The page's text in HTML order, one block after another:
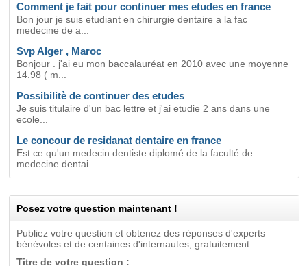
Comment je fait pour continuer mes etudes en france
Bon jour je suis etudiant en chirurgie dentaire a la fac
medecine de a...
Svp Alger , Maroc
Bonjour . j'ai eu mon baccalauréat en 2010 avec une moyenne
14.98 ( m...
Possibilitè de continuer des etudes
Je suis titulaire d'un bac lettre et j'ai etudie 2 ans dans une
ecole...
Le concour de residanat dentaire en france
Est ce qu'un medecin dentiste diplomé de la faculté de
medecine dentai...
Posez votre question maintenant !
Publiez votre question et obtenez des réponses d'experts
bénévoles et de centaines d'internautes, gratuitement.
Titre de votre question :